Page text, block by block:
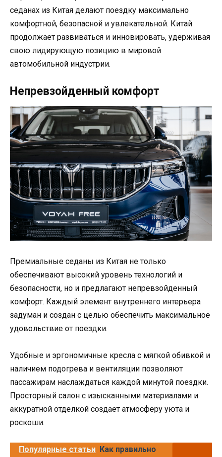
седанах из Китая делают поездку максимально
комфортной, безопасной и увлекательной. Китай
продолжает развиваться и инновировать, удерживая
свою лидирующую позицию в мировой
автомобильной индустрии.
Непревзойденный комфорт
Премиальные седаны из Китая не только
обеспечивают высокий уровень технологий и
безопасности, но и предлагают непревзойденный
комфорт. Каждый элемент внутреннего интерьера
задуман и создан с целью обеспечить максимальное
удовольствие от поездки.
Удобные и эргономичные кресла с мягкой обивкой и
наличием подогрева и вентиляции позволяют
пассажирам наслаждаться каждой минутой поездки.
Просторный салон с изысканными материалами и
аккуратной отделкой создает атмосферу уюта и
роскоши.
Популярные статьи Как правильно